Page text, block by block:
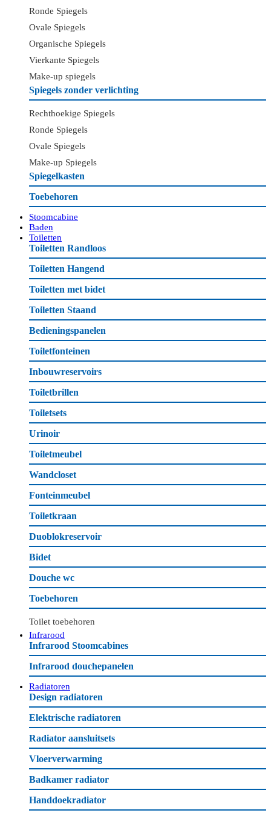
Ronde Spiegels
Ovale Spiegels
Organische Spiegels
Vierkante Spiegels
Make-up spiegels
Spiegels zonder verlichting
Rechthoekige Spiegels
Ronde Spiegels
Ovale Spiegels
Make-up Spiegels
Spiegelkasten
Toebehoren
Stoomcabine
Baden
Toiletten
Toiletten Randloos
Toiletten Hangend
Toiletten met bidet
Toiletten Staand
Bedieningspanelen
Toiletfonteinen
Inbouwreservoirs
Toiletbrillen
Toiletsets
Urinoir
Toiletmeubel
Wandcloset
Fonteinmeubel
Toiletkraan
Duoblokreservoir
Bidet
Douche wc
Toebehoren
Toilet toebehoren
Infrarood
Infrarood Stoomcabines
Infrarood douchepanelen
Radiatoren
Design radiatoren
Elektrische radiatoren
Radiator aansluitsets
Vloerverwarming
Badkamer radiator
Handdoekradiator